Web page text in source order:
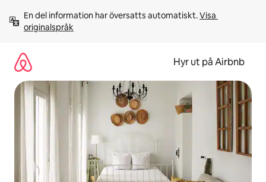
innehåll
En del information har översatts automatiskt. Visa
originalspråk
Hyr ut på Airbnb